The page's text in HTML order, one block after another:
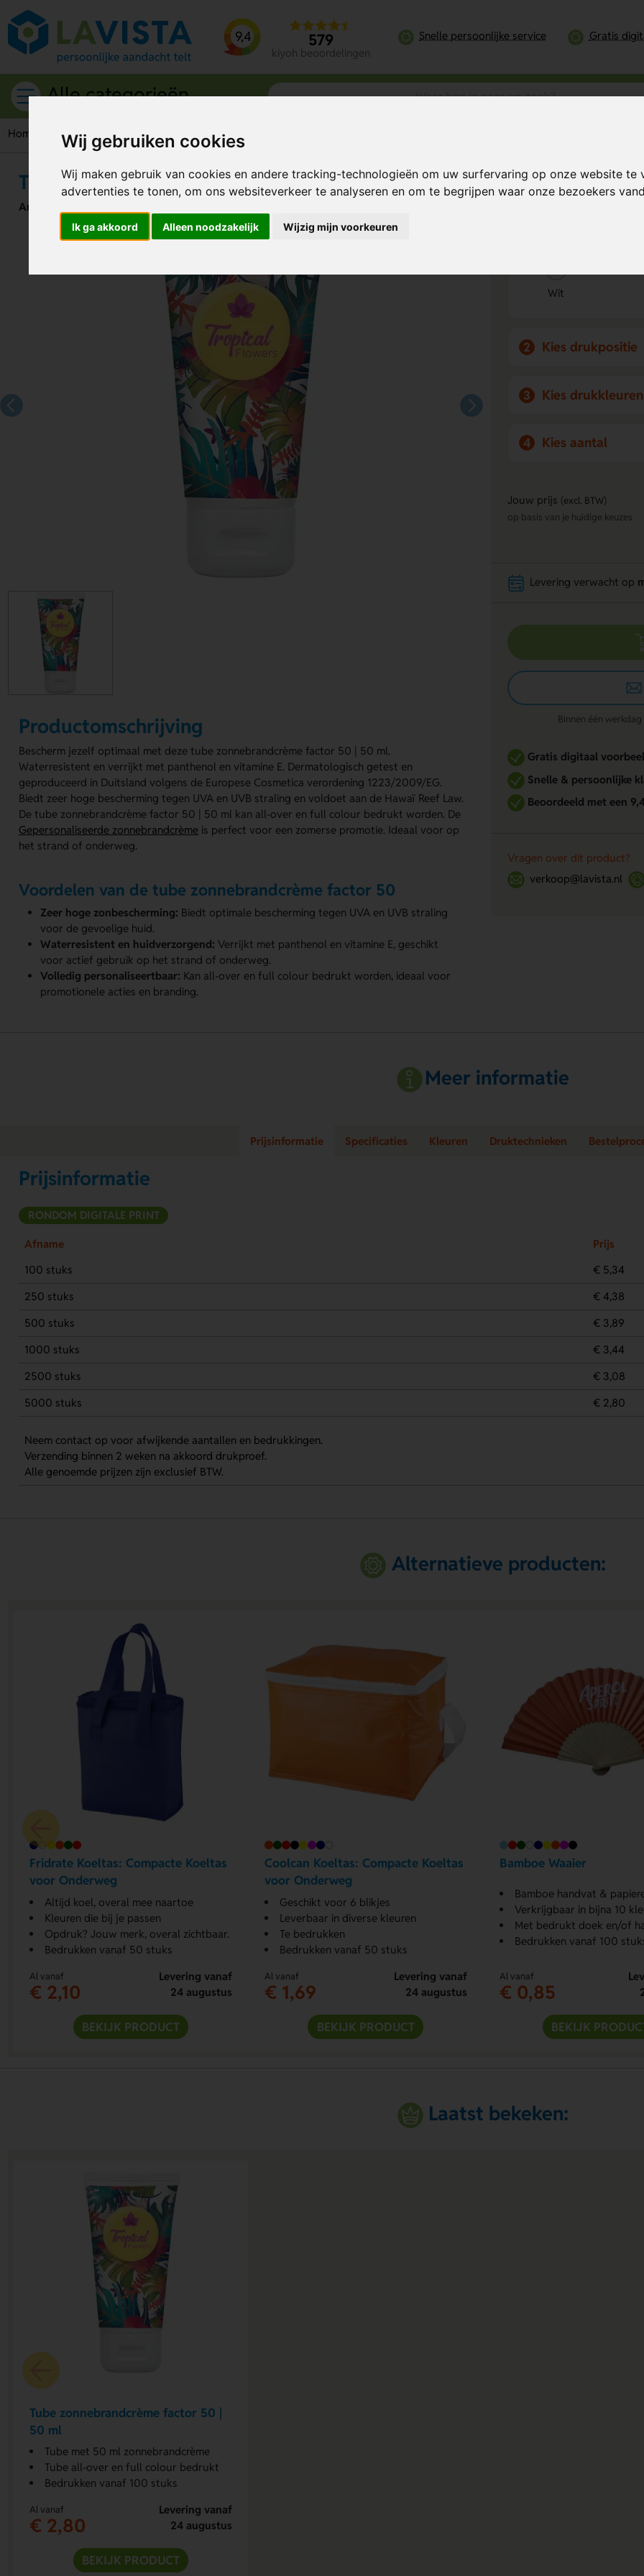
Wij gebruiken cookies
Wij maken gebruik van cookies en andere tracking-technologieën om uw surfervaring op onze website te
advertenties te tonen, om ons websiteverkeer te analyseren en om te begrijpen waar onze bezoekers
Ik ga akkoord Alleen noodzakelijk Wijzig mijn voorkeuren
9,4 579
kiyoh beoordelingen
Snelle persoonlijke service Gratis
Alle categorieën
Home Persoonlijke verzorging Zonnebrandcreme
Tube zonnebrandcrème factor 50 | 50 ml
Artikelnummer:
Productomschrijving
Bescherm jezelf optimaal met deze tube zonnebrandcrème factor 50 | 50 ml.
Waterresistent en verrijkt met panthenol en vitamine E. Dermatologisch getest en
geproduceerd in Duitsland volgens de Europese Cosmetica verordening 1223/2009/EG.
Biedt zeer hoge bescherming tegen UVA en UVB straling en voldoet aan de Hawaï Reef Law.
De tube zonnebrandcrème factor 50 | 50 ml kan all-over en full colour bedrukt worden. De
Gepersonaliseerde zonnebrandcrème is perfect voor een zomerse promotie. Ideaal voor op
het strand of onderweg.
Voordelen van de tube zonnebrandcrème factor 50
Zeer hoge zonbescherming: Biedt optimale bescherming tegen UVA en UVB straling
voor de gevoelige huid.
Waterresistent en huidverzorgend: Verrijkt met panthenol en vitamine E, geschikt
voor actief gebruik op het strand of onderweg.
Volledig personaliseertbaar: Kan all-over en full colour bedrukt worden, ideaal voor
promotionele acties en branding.
Bereken mijn
Wit
2 Kies drukpositie
3 Kies drukkleuren
4 Kies aantal
Jouw prijs (excl. BTW)
op basis van je huidige keuzes
Levering verwacht op
Binnen één
Gratis digitaal
Snelle & persoonlijke
Beoordeeld met een
Vragen over dit product?
verkoop@lavista.nl
Meer informatie
Prijsinformatie Specificaties Kleuren Druktechnieken
Prijsinformatie
RONDOM DIGITALE PRINT
Afname
Prijs
100 stuks
€ 5,34
250 stuks
€ 4,38
500 stuks
€ 3,89
1000 stuks
€ 3,44
2500 stuks
€ 3,08
5000 stuks
€ 2,80
Neem contact op voor afwijkende aantallen en bedrukkingen.
Verzending binnen 2 weken na akkoord drukproef.
Alle genoemde prijzen zijn exclusief BTW.
Alternatieve producten:
Fridrate Koeltas: Compacte Koeltas
voor Onderweg
Altijd koel, overal mee naartoe
Kleuren die bij je passen
Opdruk? Jouw merk, overal zichtbaar.
Bedrukken vanaf 50 stuks
Al vanaf
€ 2,10
Levering vanaf
24 augustus
BEKIJK PRODUCT
Coolcan Koeltas: Compacte Koeltas
voor Onderweg
Geschikt voor 6 blikjes
Leverbaar in diverse kleuren
Te bedrukken
Bedrukken vanaf 50 stuks
Al vanaf
€ 1,69
Levering vanaf
24 augustus
BEKIJK PRODUCT
Bamboe Waaier
Bamboe handvat &
Verkrijgbaar in bijna 10
Met bedrukt doek en/of
Bedrukken vanaf 100
Al vanaf
€ 0,85
BEKIJK
Laatst bekeken:
Tube zonnebrandcrème factor 50 |
50 ml
Tube met 50 ml zonnebrandcrème
Tube all-over en full colour bedrukt
Bedrukken vanaf 100 stuks
Al vanaf
€ 2,80
Levering vanaf
24 augustus
BEKIJK PRODUCT